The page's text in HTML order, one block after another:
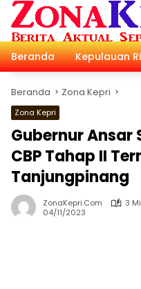
Langsung
konten
Beranda
Kepulauan
Beranda Zona Kepri
Zona Kepri
Gubernur Ansar
CBP Tahap II
Tanjungpinang
ZonaKepri.com
3
04/11/2023